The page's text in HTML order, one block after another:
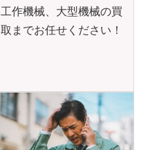
工作機械、大型機械の買
取までお任せください！